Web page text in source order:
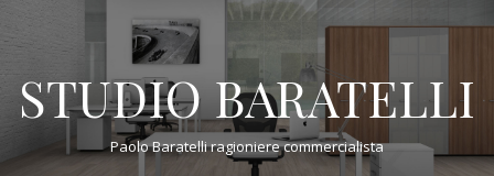
STUDIO BARATELLI
Paolo Baratelli ragioniere commercialista